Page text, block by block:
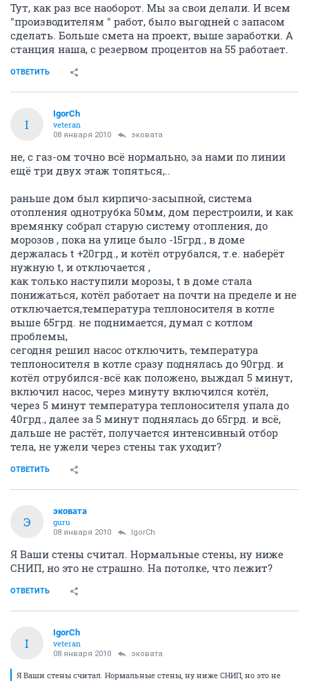
Тут, как раз все наоборот. Мы за свои делали. И всем
"производителям " работ, было выгодней с запасом
сделать. Больше смета на проект, выше заработки. А
станция наша, с резервом процентов на 55 работает.
ОТВЕТИТЬ
I
IgorCh
veteran
08 января 2010 эковата
не, с газ-ом точно всё нормально, за нами по линии
ещё три двух этаж топяться,..
раньше дом был кирпичо-засыпной, система
отопления однотрубка 50мм, дом перестроили, и как
времянку собрал старую систему отопления, до
морозов , пока на улице было -15грд., в доме
держалась t +20грд., и котёл отрубался, т.е. наберёт
нужную t, и отключается ,
как только наступили морозы, t в доме стала
понижаться, котёл работает на почти на пределе и не
отключается,температура теплоносителя в котле
выше 65грд. не поднимается, думал с котлом
проблемы,
сегодня решил насос отключить, температура
теплоносителя в котле сразу поднялась до 90грд. и
котёл отрубился-всё как положено, выждал 5 минут,
включил насос, через минуту включился котёл,
через 5 минут температура теплоносителя упала до
40грд., далее за 5 минут поднялась до 65грд. и всё,
дальше не растёт, получается интенсивный отбор
тела, не ужели через стены так уходит?
ОТВЕТИТЬ
Э
эковата
guru
08 января 2010 IgorCh
Я Ваши стены считал. Нормальные стены, ну ниже
СНИП, но это не страшно. На потолке, что лежит?
ОТВЕТИТЬ
I
IgorCh
veteran
08 января 2010 эковата
Я Ваши стены считал. Нормальные стены, ну ниже СНИП, но это не